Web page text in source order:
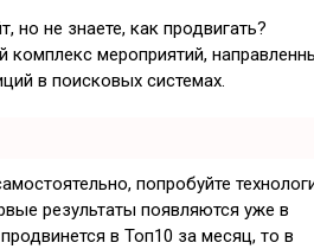
но не знаете, как продвигать?
мероприятий,
в поисковых системах.
попробуйте
результаты появляются уже в
в Топ10 за месяц, то в